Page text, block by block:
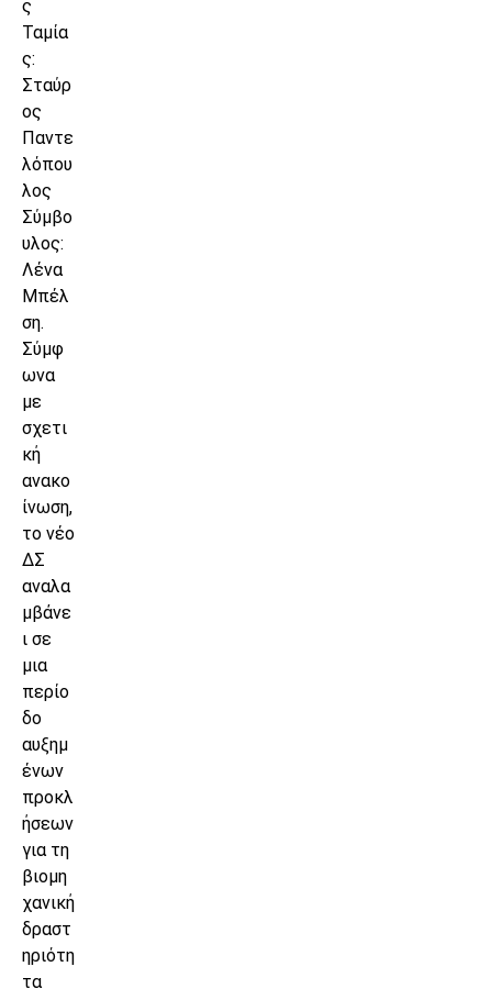
ς
Ταμία
ς:
Σταύρ
ος
Παντε
λόπου
λος
Σύμβο
υλος:
Λένα
Μπέλ
ση.
Σύμφ
ωνα
με
σχετι
κή
ανακο
ίνωση,
το νέο
ΔΣ
αναλα
μβάνε
ι σε
μια
περίο
δο
αυξημ
ένων
προκλ
ήσεων
για τη
βιομη
χανική
δραστ
ηριότη
τα